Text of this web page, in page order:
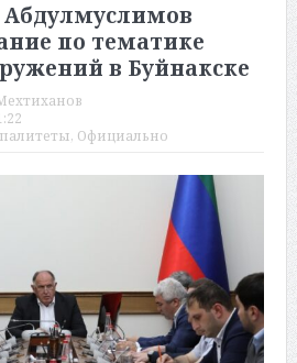
по тематике
в Буйнакске
, Официально